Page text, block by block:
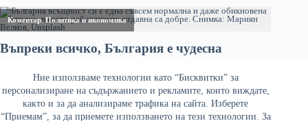
Ние използваме технологии като “Бисквитки” за
персонализиране на съдържанието и рекламите, които виждате,
както и за да анализираме трафика на сайта. Изберете
“Приемам”, за да приемете използването на тези технологии. За